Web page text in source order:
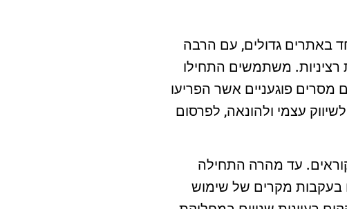
באתרים גדולים, עם הרבה
משתמשים התחילו
פוגעניים אשר הפריעו
עצמי ולהונאה, לפרסום
עד מהרה התחילה
מקרים של שימוש